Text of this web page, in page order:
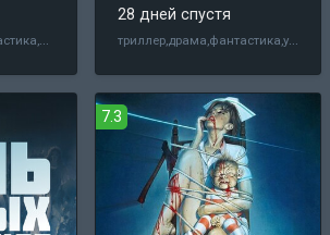
триллер,драма,фантастика,приключения,боевик
28 дней спустя
триллер,драма,фантастика,ужасы
7.3